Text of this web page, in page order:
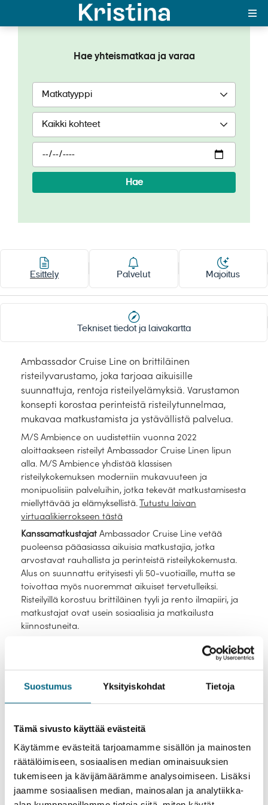
Suostumus Yksityiskohdat Tietoja
Tämä sivusto käyttää evästeitä
Käytämme evästeitä tarjoamamme sisällön ja mainosten
räätälöimiseen, sosiaalisen median ominaisuuksien
tukemiseen ja kävijämäärämme analysoimiseen. Lisäksi
jaamme sosiaalisen median, mainosalan ja analytiikka-
MAJAKKA-portaali
Äkkilähdöt
Suosikit
OTA YHTEYTTÄ
Kohteet
Matkatyypit
Matkakalenteri
Laivat
MERIRISTEILYLAIVAT
Oosterdam
Westerdam Marella Discovery
Marella Discovery 2 Marella Explorer
Marella Voyager
Havila Voyages Hamburg
Dream ROPAX-laivat Finnlines
Finnlines Superstar-luokka Royal Clipper
Star Clipper
Vasco da Gama Norwegian Sun
Ambience
JOKIRISTEILYLAIVAT
Amadeus Riva
Swiss Diamond Swiss Splendor
Viva Moments Viva Two
Europe Gérard Schmitter
Ambience
Hae yhteismatkaa ja varaa
Hae
Ambassador Cruise Line on brittiläinen
risteilyvarustamo, joka tarjoaa aikuisille
suunnattuja, rentoja risteilyelämyksiä. Varustamon
konsepti korostaa perinteistä risteilytunnelmaa,
mukavaa matkustamista ja ystävällistä palvelua.
M/S Ambience on uudistettiin vuonna 2022
aloittaakseen risteilyt Ambassador Cruise Linen lipun
alla. M/S Ambience yhdistää klassisen
risteilykokemuksen moderniin mukavuuteen ja
monipuolisiin palveluihin, jotka tekevät matkustamisesta
miellyttävää ja elämyksellistä.Tutustu laivan
virtuaalikierrokseen tästä
Kanssamatkustajat Ambassador Cruise Line vetää
puoleensa pääasiassa aikuisia matkustajia, jotka
arvostavat rauhallista ja perinteistä risteilykokemusta.
Alus on suunnattu erityisesti yli 50-vuotiaille, mutta se
toivottaa myös nuoremmat aikuiset tervetulleiksi.
Risteilyillä korostuu brittiläinen tyyli ja rento ilmapiiri, ja
matkustajat ovat usein sosiaalisia ja matkailusta
kiinnostuneita.
Risteilyillä noudatetaan rentoa
pukeutumiskoodia, joka suosii mukavaa ja siistiä
vaatetusta päivän aikana. Iltoihin kuuluu muutamia
muodollisempia tilaisuuksia, jolloin suositellaan cocktail-
business casual -tyyli. Laivan ilmapiiri on kuitenkin
mutkaton, ja matkustajia kehotetaan pukeutumaan
ennen kaikkea mukavasti.
Kristinan luokitus:3+ tähteä
Esittely Palvelut Majoitus
Tekniset tiedot ja laivakartta